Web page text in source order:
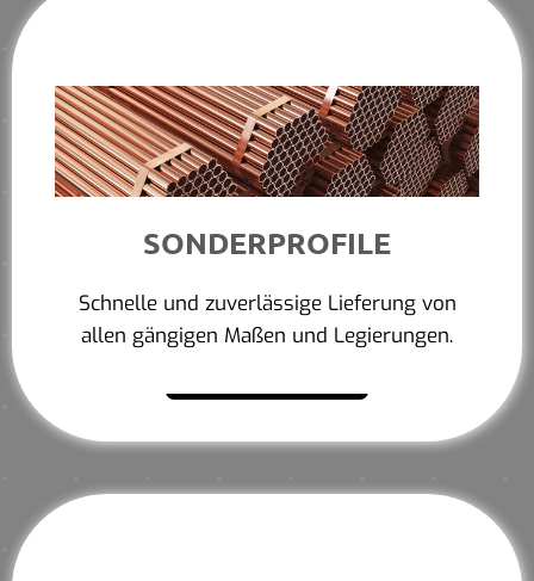
SONDERPROFILE
Schnelle und zuverlässige Lieferung von
allen gängigen Maßen und Legierungen.